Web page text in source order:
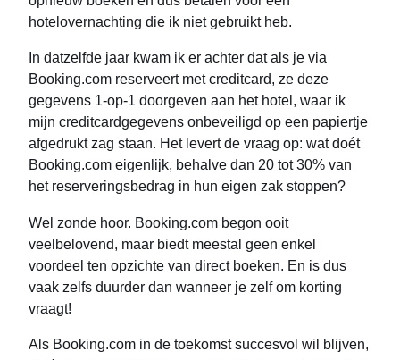
hotelovernachting die ik niet gebruikt heb.
In datzelfde jaar kwam ik er achter dat als je via
Booking.com reserveert met creditcard, ze deze
gegevens 1-op-1 doorgeven aan het hotel, waar ik
mijn creditcardgegevens onbeveiligd op een papiertje
afgedrukt zag staan. Het levert de vraag op: wat doét
Booking.com eigenlijk, behalve dan 20 tot 30% van
het reserveringsbedrag in hun eigen zak stoppen?
Wel zonde hoor. Booking.com begon ooit
veelbelovend, maar biedt meestal geen enkel
voordeel ten opzichte van direct boeken. En is dus
vaak zelfs duurder dan wanneer je zelf om korting
vraagt!
Als Booking.com in de toekomst succesvol wil blijven,